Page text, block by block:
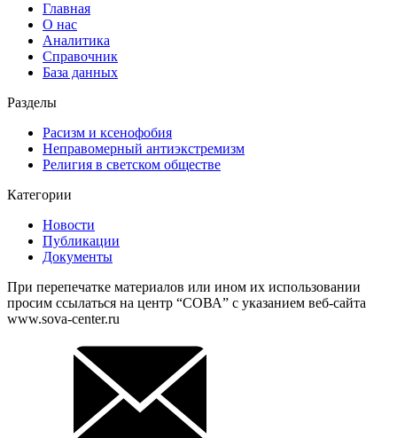
Главная
О нас
Аналитика
Справочник
База данных
Разделы
Расизм и ксенофобия
Неправомерный антиэкстремизм
Религия в светском обществе
Категории
Новости
Публикации
Документы
При перепечатке материалов или ином их использовании
просим ссылаться на центр “СОВА” с указанием веб-сайта
www.sova-center.ru